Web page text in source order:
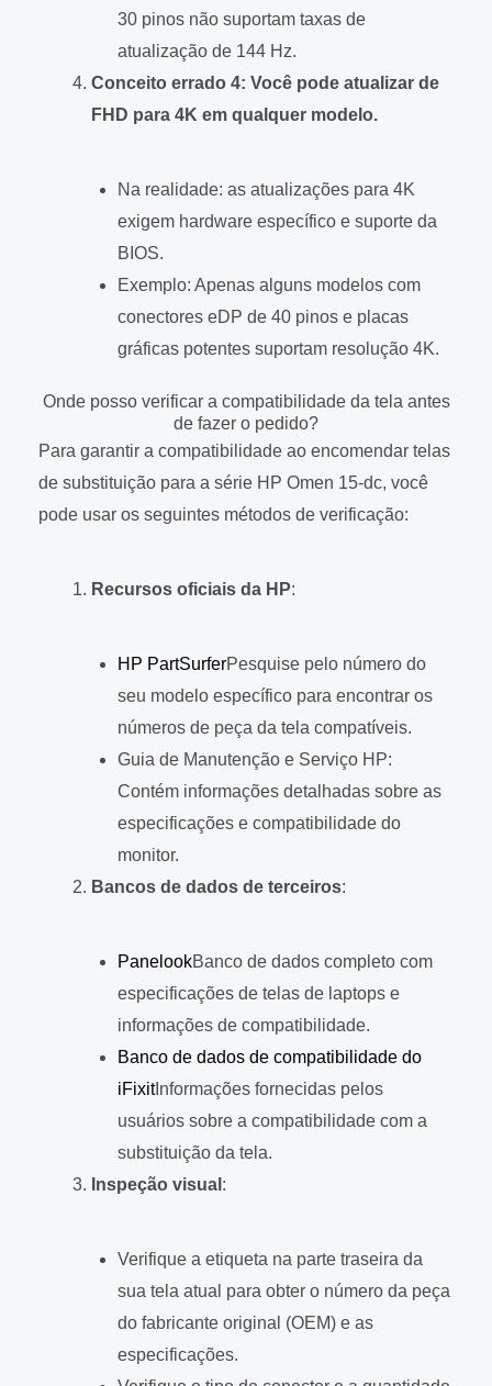
30 pinos não suportam taxas de
atualização de 144 Hz.
Conceito errado 4: Você pode atualizar de
FHD para 4K em qualquer modelo.
Na realidade: as atualizações para 4K
exigem hardware específico e suporte da
BIOS.
Exemplo: Apenas alguns modelos com
conectores eDP de 40 pinos e placas
gráficas potentes suportam resolução 4K.
Onde posso verificar a compatibilidade da tela antes
de fazer o pedido?
Para garantir a compatibilidade ao encomendar telas
de substituição para a série HP Omen 15-dc, você
pode usar os seguintes métodos de verificação:
Recursos oficiais da HP:
HP PartSurferPesquise pelo número do
seu modelo específico para encontrar os
números de peça da tela compatíveis.
Guia de Manutenção e Serviço HP:
Contém informações detalhadas sobre as
especificações e compatibilidade do
monitor.
Bancos de dados de terceiros:
PanelookBanco de dados completo com
especificações de telas de laptops e
informações de compatibilidade.
Banco de dados de compatibilidade do
iFixitInformações fornecidas pelos
usuários sobre a compatibilidade com a
substituição da tela.
Inspeção visual :
Verifique a etiqueta na parte traseira da
sua tela atual para obter o número da peça
do fabricante original (OEM) e as
especificações.